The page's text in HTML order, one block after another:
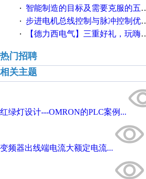
· 智能制造的目标及需要克服的五个障碍
· 步进电机总线控制与脉冲控制优缺点
· 【德力西电气】三重好礼，玩嗨夏日！
热门招聘
相关主题
红绿灯设计---OMRON的PLC案例...
变频器出线端电流大额定电流...